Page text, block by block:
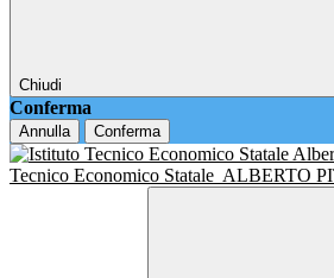
Chiudi
Conferma
Annulla Conferma
Tecnico Economico Statale ALBERTO